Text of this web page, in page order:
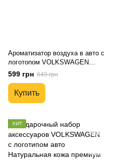
Ароматизатор воздуха в авто с
логотопом VOLKSWAGEN
Автопарфюм премиум сегмент
подарочная упаковка
599 грн 649 грн
Купить
ХИТ